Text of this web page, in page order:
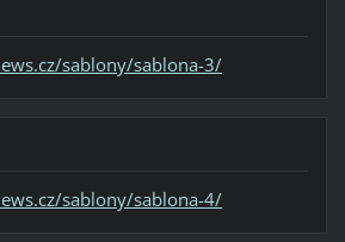
sablony/sablona-3/
sablony/sablona-4/